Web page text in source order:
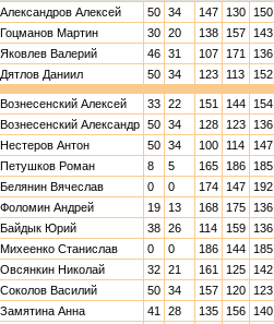
Александров Алексей 50 34 147 130
150
Гоцманов Мартин 30 20 138 157
143
Яковлев Валерий 46 31 107 171
136
Дятлов Даниил 50 34 123 113 152
Вознесенский Алексей 33 22 151 144
154
Вознесенский Александр 50 34 128 123
136
Нестеров Антон 50 34 100 114
147
Петушков Роман 8 5 165 186
185
Белянин Вячеслав 0 0 174 147
192
Фоломин Андрей 19 13 168 175
136
Байдык Юрий 38 26 114 159
136
Михеенко Станислав 0 0 186 144
185
Овсянкин Николай 32 21 161 125
142
Соколов Василий 50 34 157 120
123
Замятина Анна 41 28 135 156
140